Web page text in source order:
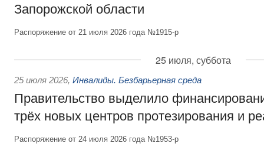
Запорожской области
Распоряжение от 21 июля 2026 года №1915-р
25 июля, суббота
25 июля 2026, Инвалиды. Безбарьерная среда
Правительство выделило
трёх новых центров протезирования и
Распоряжение от 24 июля 2026 года №1953-р